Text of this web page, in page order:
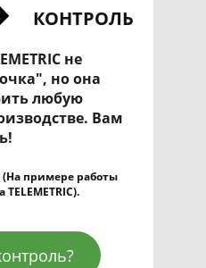
КОНТРОЛЬ
не
но она
любую
Вам
(На примере работы